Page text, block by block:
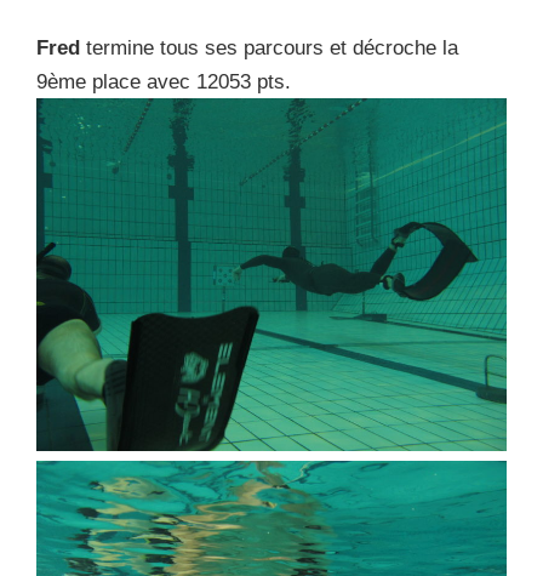
Fred termine tous ses parcours et décroche la
9ème place avec 12053 pts.